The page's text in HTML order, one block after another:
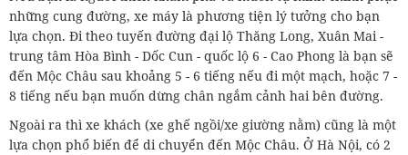
những cung đường, xe máy là phương tiện lý tưởng cho bạn
lựa chọn. Đi theo tuyến đường đại lộ Thăng Long, Xuân Mai -
trung tâm Hòa Bình - Dốc Cun - quốc lộ 6 - Cao Phong là bạn sẽ
đến Mộc Châu sau khoảng 5 - 6 tiếng nếu đi một mạch, hoặc 7 -
8 tiếng nếu bạn muốn dừng chân ngắm cảnh hai bên đường.
Ngoài ra thì xe khách (xe ghế ngồi/xe giường nằm) cũng là một
lựa chọn phổ biến để di chuyển đến Mộc Châu. Ở Hà Nội, có 2